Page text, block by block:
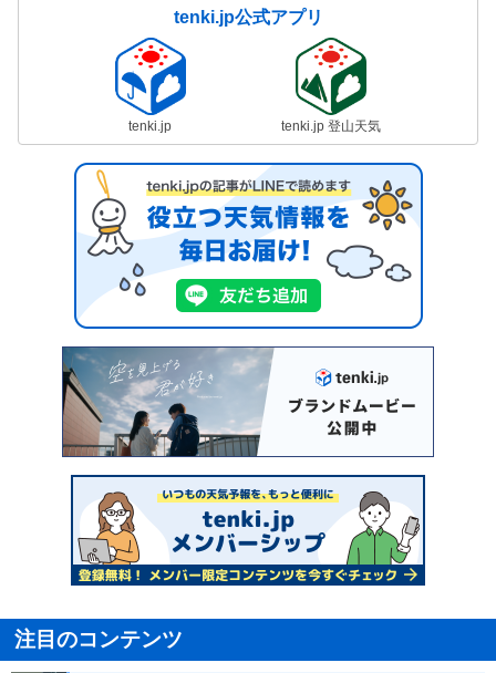
tenki.jp公式アプリ
tenki.jp tenki.jp 登山天気
注目のコンテンツ